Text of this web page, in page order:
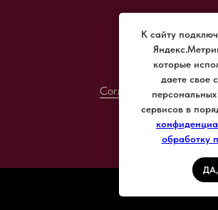
К сайту
которые
даете свое
сервисов в
обработку
Разработка
Согласие на обработку